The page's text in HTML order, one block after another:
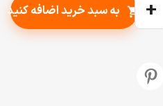
+
shopping_cart به سبد خرید اضافه کنید